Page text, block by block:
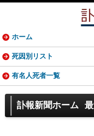
訃報新聞ホーム
ホーム
死因別リスト
有名人死者一覧